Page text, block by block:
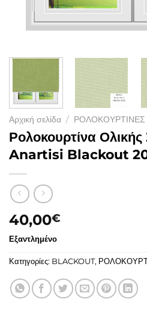
Αρχική σελίδα / ΡΟΛΟΚΟΥΡΤΙΝΕΣ
Ρολοκουρτίνα Ολικής
Anartisi Blackout
40,00€
Εξαντλημένο
Κατηγορίες: BLACKOUT,